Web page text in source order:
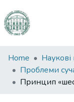
Communities
&
Collections
Home